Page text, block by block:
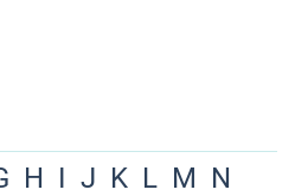
H I J K L M N